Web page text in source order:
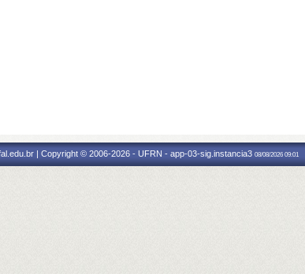
| Copyright © 2006-2026 - UFRN - app-03-sig.instancia3 08/08/2026 09:01